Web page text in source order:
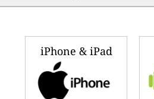
iPhone & iPad